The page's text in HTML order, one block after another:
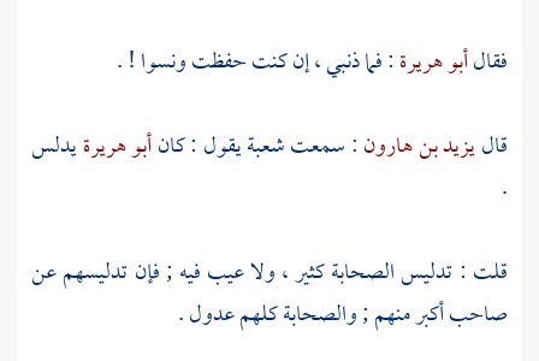
فقالأبو هريرة: فما ذنبي ، إن كنت حفظت ونسوا ! .
قاليزيد بن هارون: سمعتشعبةيقول : كانأبو هريرةيدلس
.
قلت : تدليس الصحابة كثير ، ولا عيب فيه ; فإن تدليسهم عن
صاحب أكبر منهم ; والصحابة كلهم عدول .